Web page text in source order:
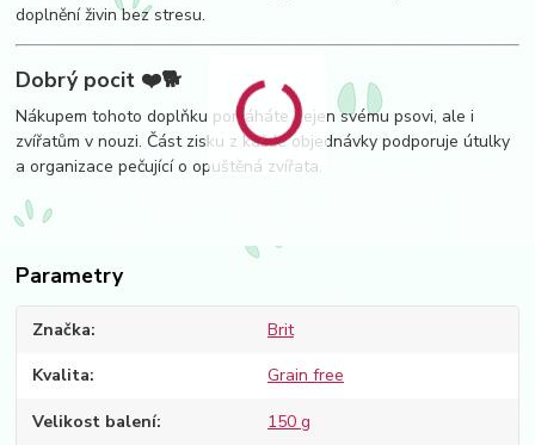
doplnění živin bez stresu.
Dobrý pocit ❤️🐕
Nákupem tohoto doplňku pomáháte nejen svému psovi, ale i
zvířatům v nouzi. Část zisku z každé objednávky podporuje útulky
a organizace pečující o opuštěná zvířata.
Parametry
Značka Brit
Kvalita Grain free
Velikost balení 150 g